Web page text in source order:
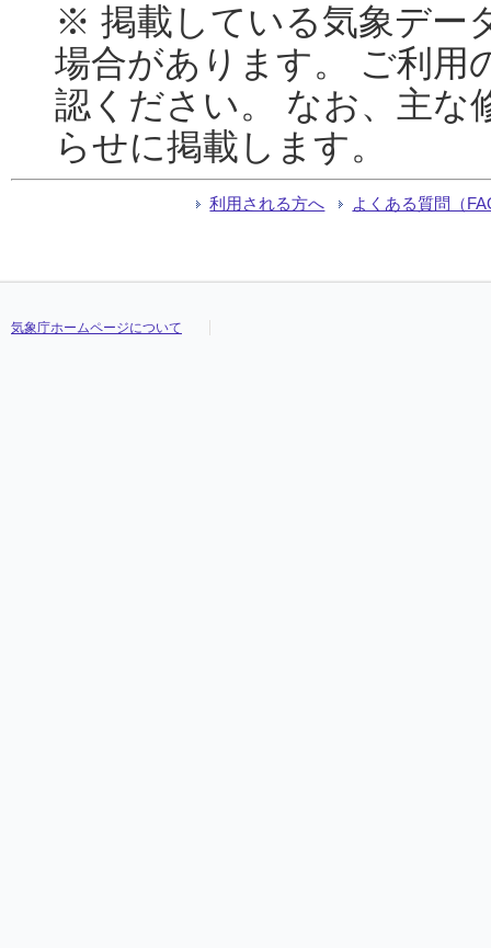
※ 掲載している気象デー
場合があります。 ご利用
認ください。 なお、主な
らせに掲載します。
利用される方へ よくある質問（
気象庁ホームページについて